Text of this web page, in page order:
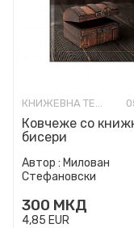
КНИЖЕВНА ТЕОРИЈА И КРИТИКА
Ковчеже со
бисери
Автор : Милован
Стефановски
300 МКД
4,85 EUR